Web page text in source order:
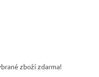
zboží zdarma!